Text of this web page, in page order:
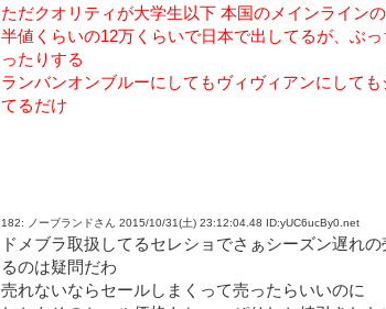
ただクオリティが大学生以下 本国のメインライン
半値くらいの12万くらいで日本で出してるが、ぶ
ったりする
ランバンオンブルーにしてもヴィヴィアンにして
てるだけ
182: ノーブランドさん 2015/10/31(土) 23:12:04.48 ID:yUC6ucBy0.net
ドメブラ取扱してるセレショでさぁシーズン遅れ
るのは疑問だわ
売れないならセールしまくって売ったらいいのに